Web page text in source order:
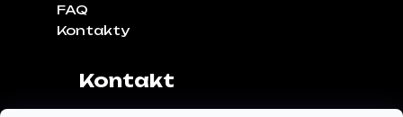
FAQ
Kontakty
Kontakt